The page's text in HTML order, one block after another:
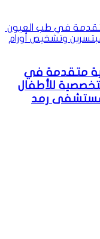
متقدمة في
للأطفال
بمستشفى رمد